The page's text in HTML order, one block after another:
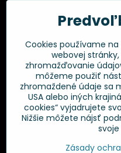
Kadernícke
Fakturačné
Kadernícke
Klincová 37
821 08 Bratislava
+421 948 014
Objednávky
Cookies používame
webovej
zhromažďovanie
môžeme použiť
zhromaždené údaje sa
USA alebo iných
cookies“ vyjadrujete
Nižšie môžete nájsť
Zásady